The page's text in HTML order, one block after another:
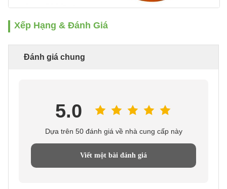
Xếp Hạng & Đánh Giá
Đánh giá chung
5.0
Dựa trên 50 đánh giá về nhà cung cấp này
Viết một bài đánh giá